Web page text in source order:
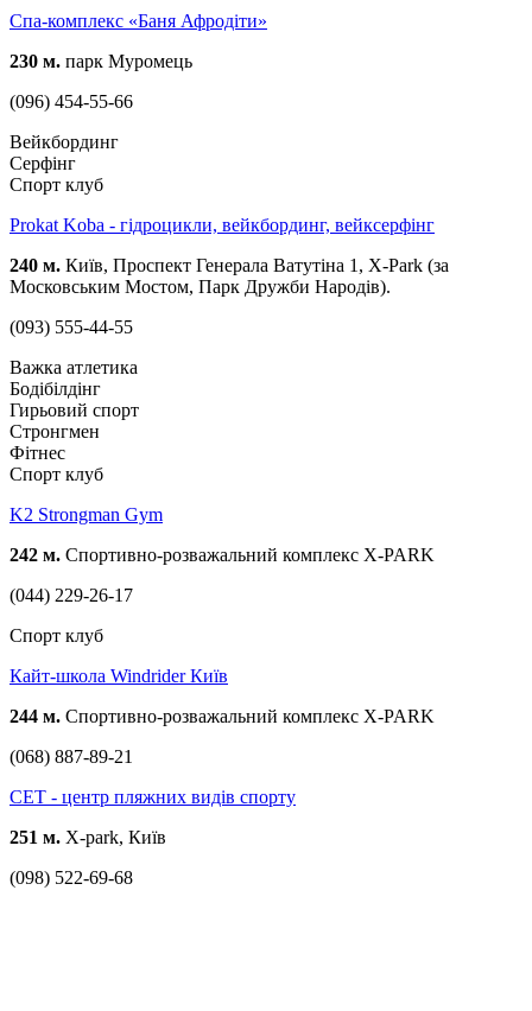
Спа-комплекс «Баня Афродіти»
230 м. парк Муромець
(096) 454-55-66
Вейкбординг
Серфінг
Спорт клуб
Prokat Koba - гідроцикли, вейкбординг, вейксерфінг
240 м. Київ, Проспект Генерала Ватутіна 1, X-Park (за
Московським Мостом, Парк Дружби Народів).
(093) 555-44-55
Важка атлетика
Бодібілдінг
Гирьовий спорт
Стронгмен
Фітнес
Спорт клуб
K2 Strongman Gym
242 м. Спортивно-розважальний комплекс X-PARK
(044) 229-26-17
Спорт клуб
Кайт-школа Windrider Київ
244 м. Спортивно-розважальний комплекс X-PARK
(068) 887-89-21
СЕТ - центр пляжних видів спорту
251 м. X-park, Київ
(098) 522-69-68